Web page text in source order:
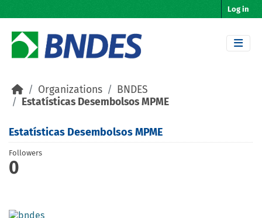
Log in
Organizations
BNDES
Estatísticas Desembolsos MPME
Estatísticas Desembolsos MPME
Followers
0